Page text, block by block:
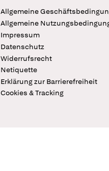
Allgemeine
Allgemeine
Impressum
Datenschutz
Widerrufsrecht
Netiquette
Erklärung zur Barrierefreiheit
Cookies & Tracking